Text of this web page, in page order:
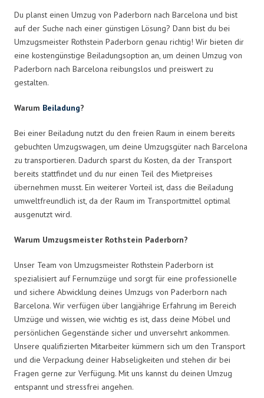
Du planst einen Umzug von Paderborn nach Barcelona und bist
auf der Suche nach einer günstigen Lösung? Dann bist du bei
Umzugsmeister Rothstein Paderborn genau richtig! Wir bieten dir
eine kostengünstige Beiladungsoption an, um deinen Umzug von
Paderborn nach Barcelona reibungslos und preiswert zu
gestalten.
Warum Beiladung?
Bei einer Beiladung nutzt du den freien Raum in einem bereits
gebuchten Umzugswagen, um deine Umzugsgüter nach Barcelona
zu transportieren. Dadurch sparst du Kosten, da der Transport
bereits stattfindet und du nur einen Teil des Mietpreises
übernehmen musst. Ein weiterer Vorteil ist, dass die Beiladung
umweltfreundlich ist, da der Raum im Transportmittel optimal
ausgenutzt wird.
Warum Umzugsmeister Rothstein Paderborn?
Unser Team von Umzugsmeister Rothstein Paderborn ist
spezialisiert auf Fernumzüge und sorgt für eine professionelle
und sichere Abwicklung deines Umzugs von Paderborn nach
Barcelona. Wir verfügen über langjährige Erfahrung im Bereich
Umzüge und wissen, wie wichtig es ist, dass deine Möbel und
persönlichen Gegenstände sicher und unversehrt ankommen.
Unsere qualifizierten Mitarbeiter kümmern sich um den Transport
und die Verpackung deiner Habseligkeiten und stehen dir bei
Fragen gerne zur Verfügung. Mit uns kannst du deinen Umzug
entspannt und stressfrei angehen.